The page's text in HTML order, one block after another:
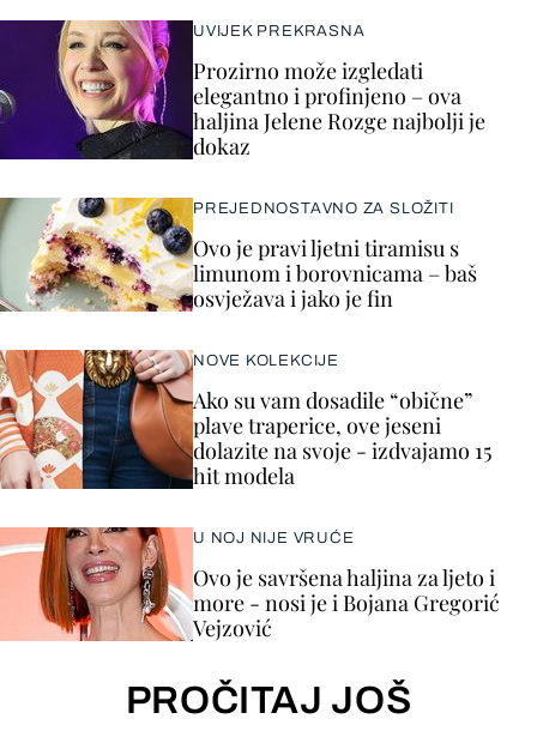
UVIJEK PREKRASNA
Prozirno može izgledati
elegantno i profinjeno – ova
haljina Jelene Rozge najbolji je
dokaz
PREJEDNOSTAVNO ZA SLOŽITI
Ovo je pravi ljetni tiramisu s
limunom i borovnicama – baš
osvježava i jako je fin
NOVE KOLEKCIJE
Ako su vam dosadile “obične”
plave traperice, ove jeseni
dolazite na svoje - izdvajamo 15
hit modela
U NOJ NIJE VRUĆE
Ovo je savršena haljina za ljeto i
more - nosi je i Bojana Gregorić
Vejzović
PROČITAJ JOŠ